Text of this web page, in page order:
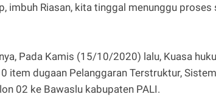
imbuh Riasan, kita tinggal menunggu
Pada Kamis (15/10/2020) lalu, Kuasa
item dugaan Pelanggaran Terstruktur,
02 ke Bawaslu kabupaten PALI.